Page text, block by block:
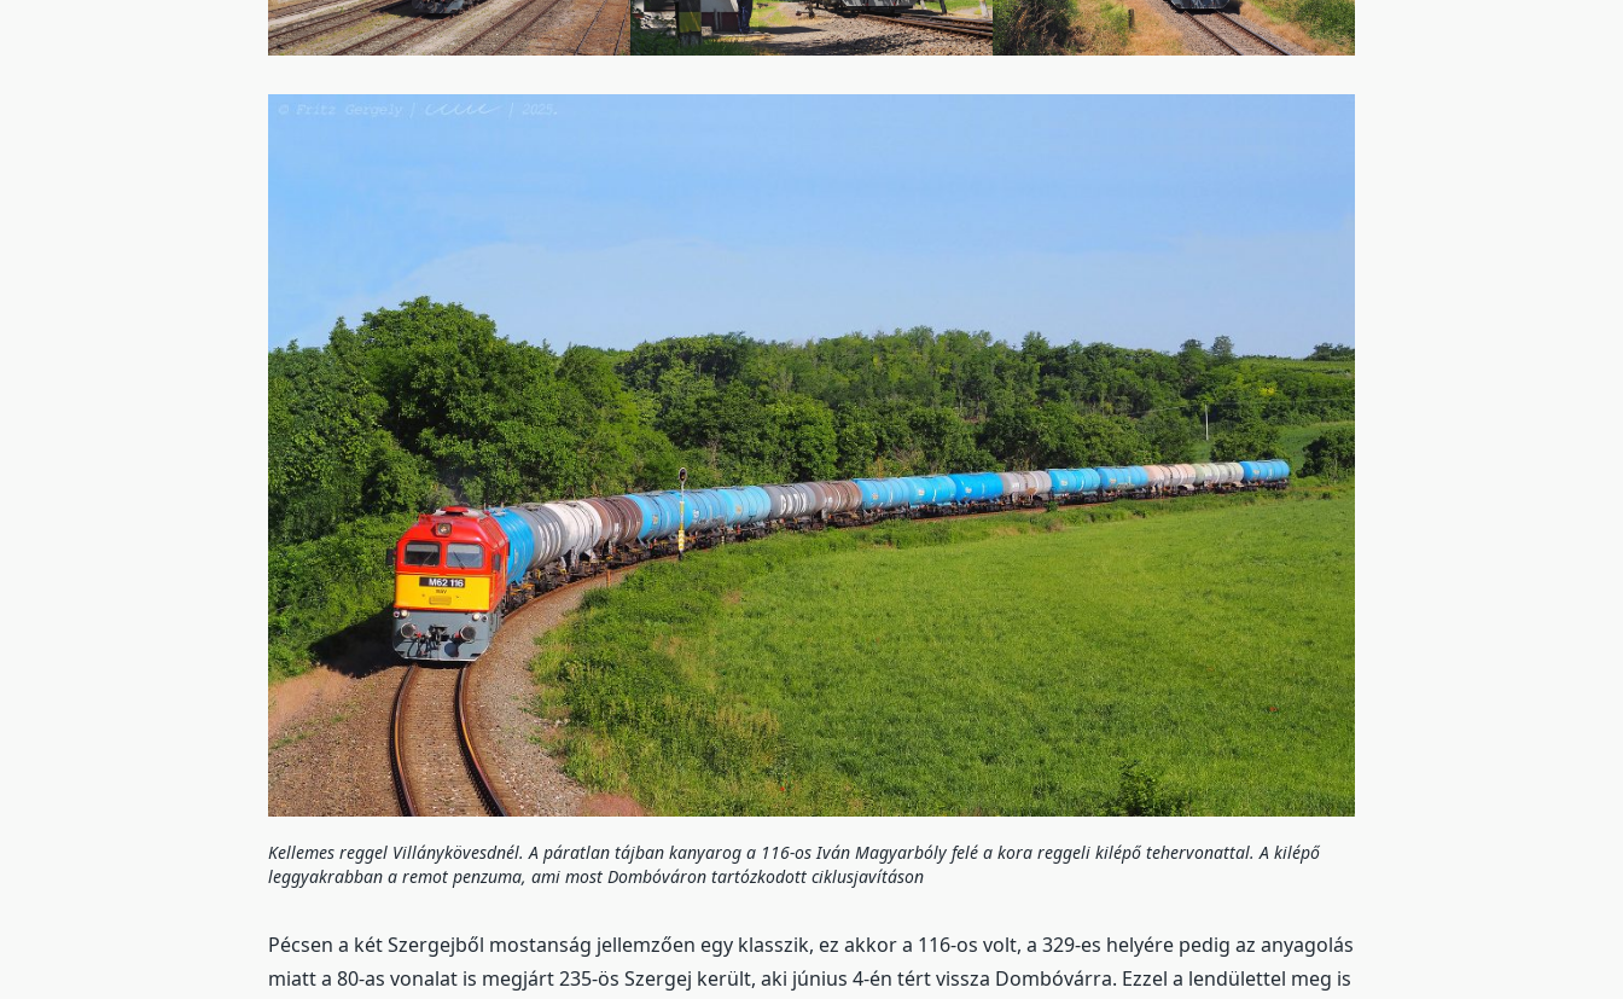
Kellemes reggel Villánykövesdnél. A páratlan tájban kanyarog a 116-os Iván Magyarbóly felé a kora reggeli kilépő tehervonattal. A kilépő
leggyakrabban a remot penzuma, ami most Dombóváron tartózkodott ciklusjavításon
Pécsen a két Szergejből mostanság jellemzően egy klasszik, ez akkor a 116-os volt, a 329-es helyére pedig az anyagolás
miatt a 80-as vonalat is megjárt 235-ös Szergej került, aki június 4-én tért vissza Dombóvárra. Ezzel a lendülettel meg is